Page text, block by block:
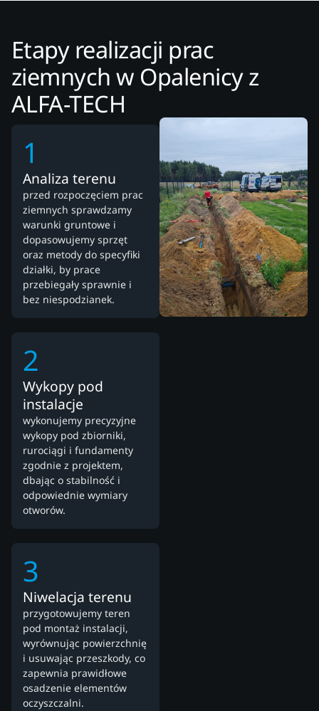
Etapy realizacji prac
ziemnych w Opalenicy z
ALFA-TECH
1
Analiza terenu
przed rozpoczęciem prac
ziemnych sprawdzamy
warunki gruntowe i
dopasowujemy sprzęt
oraz metody do specyfiki
działki, by prace
przebiegały sprawnie i
bez niespodzianek.
2
Wykopy pod
instalacje
wykonujemy precyzyjne
wykopy pod zbiorniki,
rurociągi i fundamenty
zgodnie z projektem,
dbając o stabilność i
odpowiednie wymiary
otworów.
3
Niwelacja terenu
przygotowujemy teren
pod montaż instalacji,
wyrównując powierzchnię
i usuwając przeszkody, co
zapewnia prawidłowe
osadzenie elementów
oczyszczalni.